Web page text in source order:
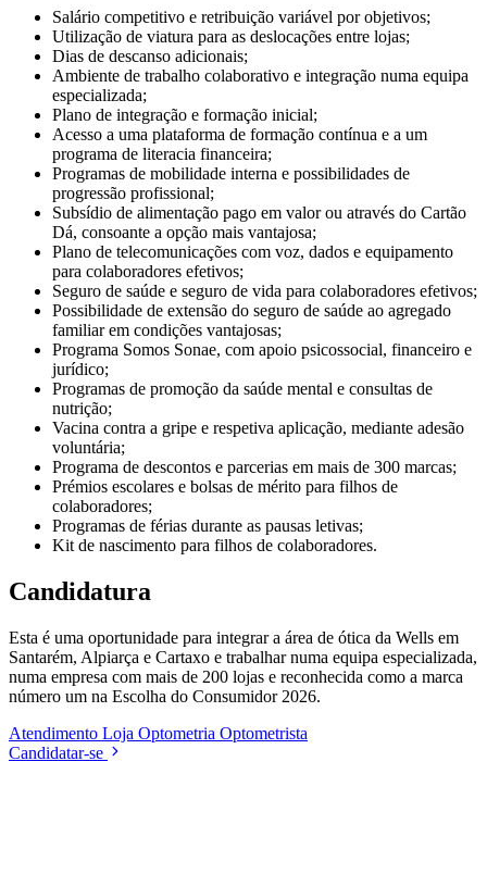
Salário competitivo e retribuição variável por objetivos;
Utilização de viatura para as deslocações entre lojas;
Dias de descanso adicionais;
Ambiente de trabalho colaborativo e integração numa equipa
especializada;
Plano de integração e formação inicial;
Acesso a uma plataforma de formação contínua e a um
programa de literacia financeira;
Programas de mobilidade interna e possibilidades de
progressão profissional;
Subsídio de alimentação pago em valor ou através do Cartão
Dá, consoante a opção mais vantajosa;
Plano de telecomunicações com voz, dados e equipamento
para colaboradores efetivos;
Seguro de saúde e seguro de vida para colaboradores efetivos;
Possibilidade de extensão do seguro de saúde ao agregado
familiar em condições vantajosas;
Programa Somos Sonae, com apoio psicossocial, financeiro e
jurídico;
Programas de promoção da saúde mental e consultas de
nutrição;
Vacina contra a gripe e respetiva aplicação, mediante adesão
voluntária;
Programa de descontos e parcerias em mais de 300 marcas;
Prémios escolares e bolsas de mérito para filhos de
colaboradores;
Programas de férias durante as pausas letivas;
Kit de nascimento para filhos de colaboradores.
Candidatura
Esta é uma oportunidade para integrar a área de ótica da Wells em
Santarém, Alpiarça e Cartaxo e trabalhar numa equipa especializada,
numa empresa com mais de 200 lojas e reconhecida como a marca
número um na Escolha do Consumidor 2026.
Atendimento Loja Optometria Optometrista
Candidatar-se